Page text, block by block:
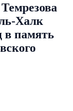
Халк
в память